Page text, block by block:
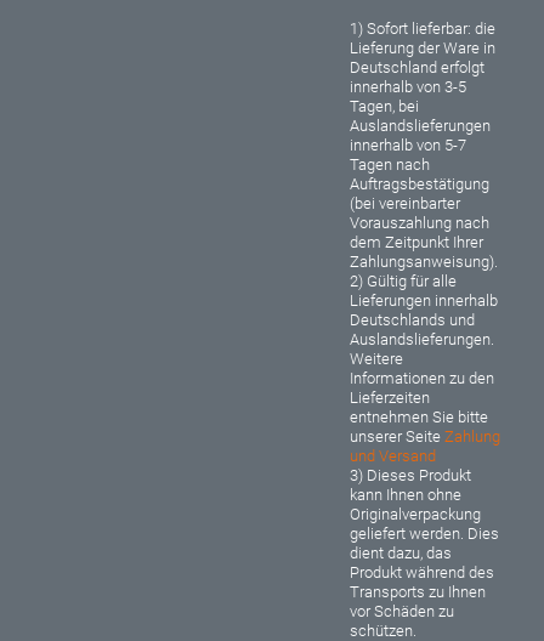
1) Sofort lieferbar: die
Lieferung der Ware in
Deutschland erfolgt
innerhalb von 3-5
Tagen, bei
Auslandslieferungen
innerhalb von 5-7
Tagen nach
Auftragsbestätigung
(bei vereinbarter
Vorauszahlung nach
dem Zeitpunkt Ihrer
Zahlungsanweisung).
2) Gültig für alle
Lieferungen innerhalb
Deutschlands und
Auslandslieferungen.
Weitere
Informationen zu den
Lieferzeiten
entnehmen Sie bitte
unserer SeiteZahlung
und Versand
3) Dieses Produkt
kann Ihnen ohne
Originalverpackung
geliefert werden. Dies
dient dazu, das
Produkt während des
Transports zu Ihnen
vor Schäden zu
schützen.